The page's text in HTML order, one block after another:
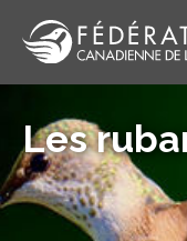
Les